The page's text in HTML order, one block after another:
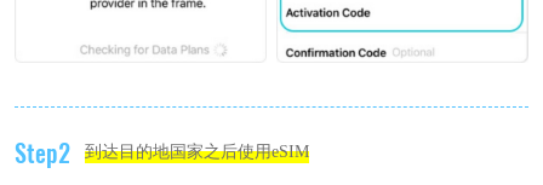
Step2 到达目的地国家之后使用eSIM